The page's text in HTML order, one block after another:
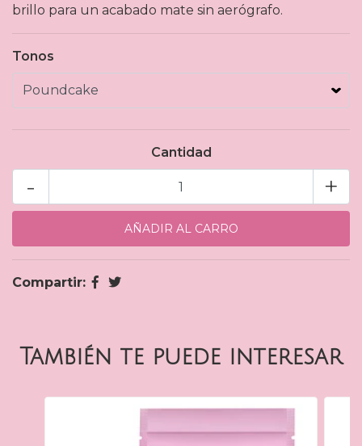
brillo para un acabado mate sin aerógrafo.
Tonos
Cantidad
+
-
Compartir:
También te puede interesar